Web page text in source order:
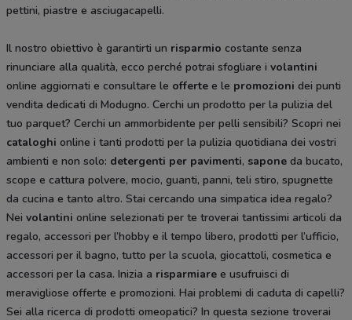
pettini, piastre e asciugacapelli.
Il nostro obiettivo è garantirti un risparmio costante senza
rinunciare alla qualità, ecco perché potrai sfogliare i volantini
online aggiornati e consultare le offerte e le promozioni dei punti
vendita dedicati di Modugno. Cerchi un prodotto per la pulizia del
tuo parquet? Cerchi un ammorbidente per pelli sensibili? Scopri nei
cataloghi online i tanti prodotti per la pulizia quotidiana dei vostri
ambienti e non solo: detergenti per pavimenti, sapone da bucato,
scope e cattura polvere, mocio, guanti, panni, teli stiro, spugnette
da cucina e tanto altro. Stai cercando una simpatica idea regalo?
Nei volantini online selezionati per te troverai tantissimi articoli da
regalo, accessori per l’hobby e il tempo libero, prodotti per l’ufficio,
accessori per il bagno, tutto per la scuola, giocattoli, cosmetica e
accessori per la casa. Inizia a risparmiare e usufruisci di
meravigliose offerte e promozioni. Hai problemi di caduta di capelli?
Sei alla ricerca di prodotti omeopatici? In questa sezione troverai